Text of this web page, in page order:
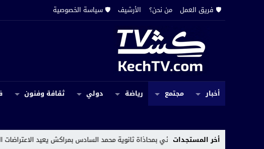
🛡️ فريق العمل من نحن؟ الأرشيف 🛡️ سياسة الخصوصية
أخبار مجتمع رياضة دولي ثقافة وفنون
أخر المستجدات
لاقط هوائي بمحاذاة ثانوية محمد السادس بمراكش يعيد الاعتراضات الرسمية إلى